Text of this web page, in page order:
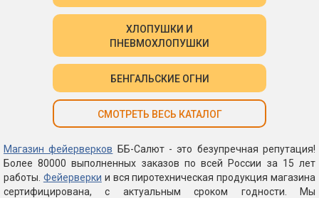
ХЛОПУШКИ И
ПНЕВМОХЛОПУШКИ
БЕНГАЛЬСКИЕ ОГНИ
СМОТРЕТЬ ВЕСЬ КАТАЛОГ
Магазин фейерверков ББ-Салют - это безупречная репутация!
Более 80000 выполненных заказов по всей России за 15 лет
работы. Фейерверки и вся пиротехническая продукция магазина
сертифицирована, с актуальным сроком годности. Мы